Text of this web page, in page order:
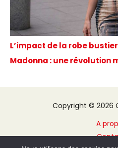
L’impact de la robe
Madonna : une révolution
Copyright © 2026
A